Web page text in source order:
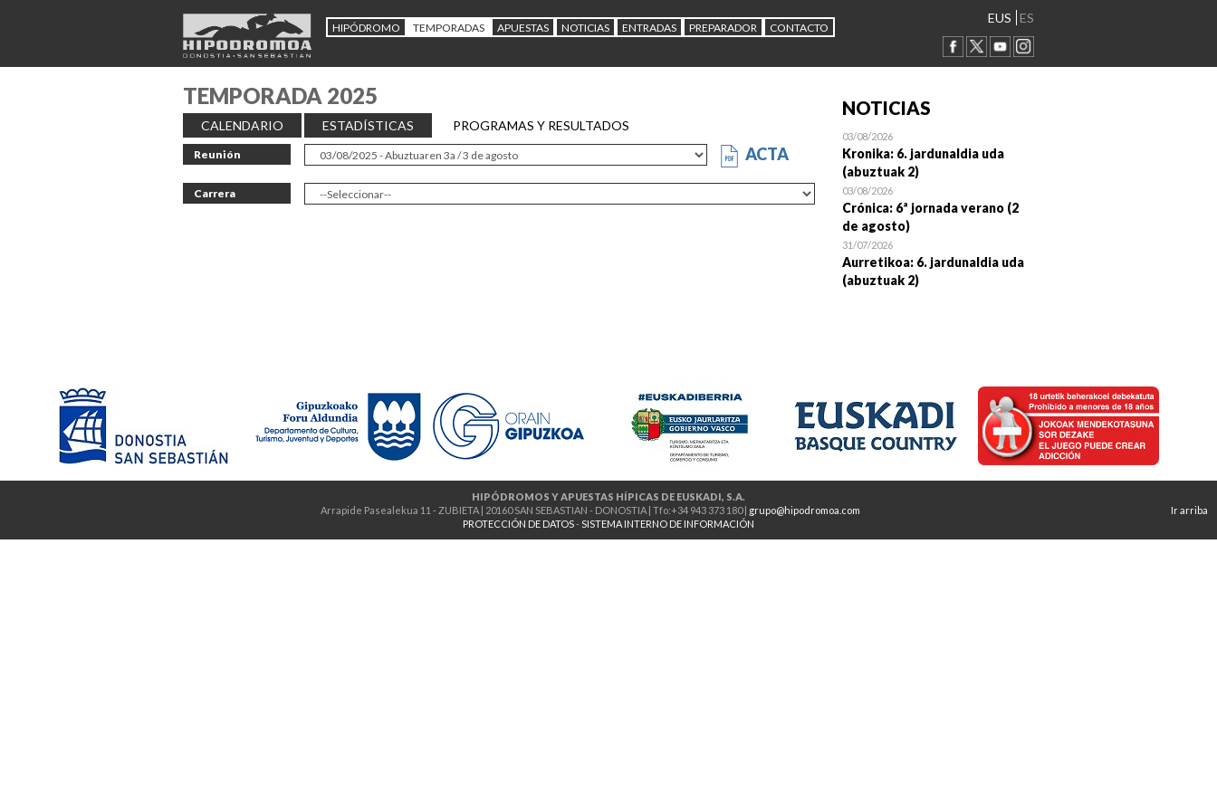
HIPÓDROMO TEMPORADAS APUESTAS NOTICIAS ENTRADAS PREPARADOR CONTACTO
EUS ES
TEMPORADA 2025
CALENDARIO ESTADÍSTICAS PROGRAMAS Y RESULTADOS
Reunión ACTA
Carrera
NOTICIAS
03/08/2026
Kronika: 6. jardunaldia uda
(abuztuak 2)
03/08/2026
Crónica: 6ª jornada verano (2
de agosto)
31/07/2026
Aurretikoa: 6. jardunaldia uda
(abuztuak 2)
HIPÓDROMOS Y APUESTAS HÍPICAS DE EUSKADI, S.A.
Ir arriba
Arrapide Pasealekua 11 - ZUBIETA | 20160 SAN SEBASTIAN - DONOSTIA | Tfo:+34 943 373 180 | grupo@hipodromoa.com
PROTECCIÓN DE DATOS-SISTEMA INTERNO DE INFORMACIÓN